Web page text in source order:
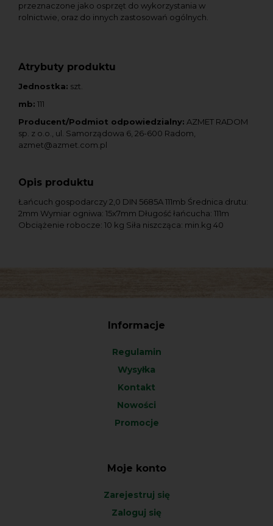
przeznaczone jako osprzęt do wykorzystania w
rolnictwie, oraz do innych zastosowań ogólnych.
Atrybuty produktu
Jednostka: szt.
mb: 111
Producent/Podmiot odpowiedzialny: AZMET RADOM
sp. z o.o., ul. Samorządowa 6, 26-600 Radom,
azmet@azmet.com.pl
Opis produktu
Łańcuch gospodarczy 2,0 DIN 5685A 111mb Średnica drutu:
2mm Wymiar ogniwa: 15x7mm Długość łańcucha: 111m
Obciążenie robocze: 10 kg Siła niszcząca: min.kg 40
Informacje
Regulamin
Wysyłka
Kontakt
Nowości
Promocje
Moje konto
Zarejestruj się
Zaloguj się